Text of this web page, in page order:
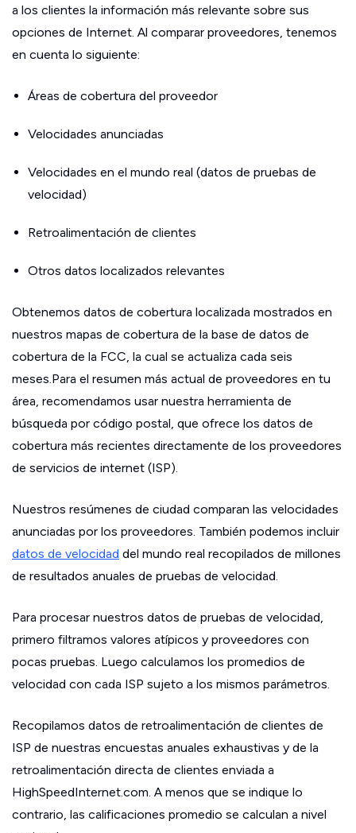
a los clientes la información más relevante sobre sus
opciones de Internet. Al comparar proveedores, tenemos
en cuenta lo siguiente:
Áreas de cobertura del proveedor
Velocidades anunciadas
Velocidades en el mundo real (datos de pruebas de
velocidad)
Retroalimentación de clientes
Otros datos localizados relevantes
Obtenemos datos de cobertura localizada mostrados en
nuestros mapas de cobertura de la base de datos de
cobertura de la FCC, la cual se actualiza cada seis
meses.Para el resumen más actual de proveedores en tu
área, recomendamos usar nuestra herramienta de
búsqueda por código postal, que ofrece los datos de
cobertura más recientes directamente de los proveedores
de servicios de internet (ISP).
Nuestros resúmenes de ciudad comparan las velocidades
anunciadas por los proveedores. También podemos incluir
datos de velocidad del mundo real recopilados de millones
de resultados anuales de pruebas de velocidad.
Para procesar nuestros datos de pruebas de velocidad,
primero filtramos valores atípicos y proveedores con
pocas pruebas. Luego calculamos los promedios de
velocidad con cada ISP sujeto a los mismos parámetros.
Recopilamos datos de retroalimentación de clientes de
ISP de nuestras encuestas anuales exhaustivas y de la
retroalimentación directa de clientes enviada a
HighSpeedInternet.com. A menos que se indique lo
contrario, las calificaciones promedio se calculan a nivel